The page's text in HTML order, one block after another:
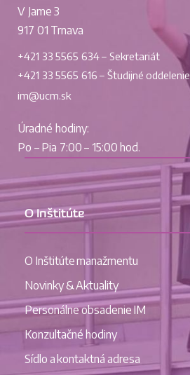
V Jame 3
917 01 Trnava
+421 33 5565 634 – Sekretariát
+421 33 5565 616 – Študijné oddelenie
im@ucm.sk
Úradné hodiny:
Po – Pia 7:00 – 15:00 hod.
O Inštitúte
O Inštitúte manažmentu
Novinky & Aktuality
Personálne obsadenie IM
Konzultačné hodiny
Sídlo a kontaktná adresa